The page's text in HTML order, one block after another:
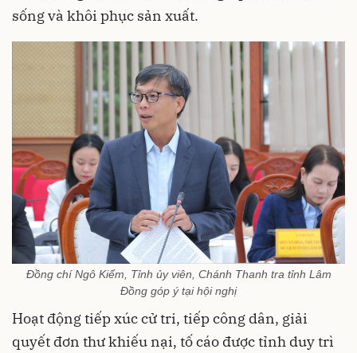
sống và khôi phục sản xuất.
Đồng chí Ngô Kiểm, Tỉnh ủy viên, Chánh Thanh tra tỉnh Lâm
Đồng góp ý tại hội nghị
Hoạt động tiếp xúc cử tri, tiếp công dân, giải
quyết đơn thư khiếu nại, tố cáo được tỉnh duy trì